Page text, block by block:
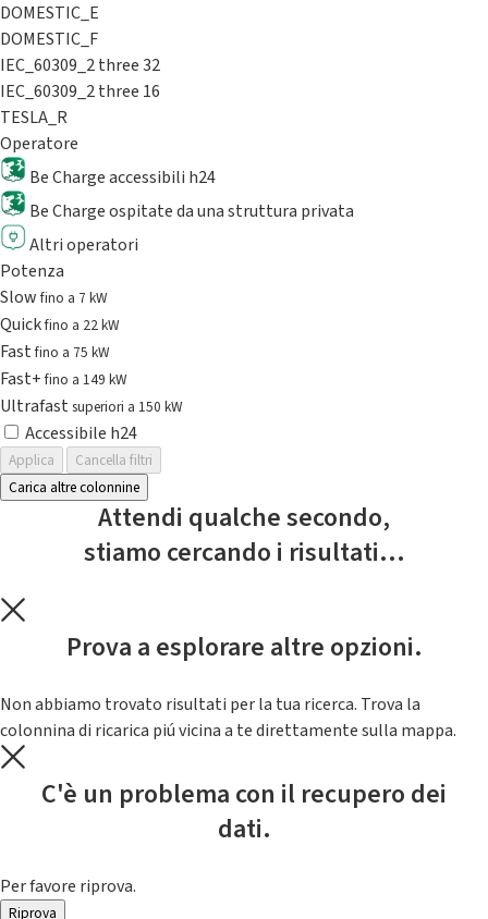
DOMESTIC_E
DOMESTIC_F
IEC_60309_2 three 32
IEC_60309_2 three 16
TESLA_R
Operatore
Be Charge accessibili h24
Be Charge ospitate da una struttura privata
Altri operatori
Potenza
Slowfino a 7 kW
Quickfino a 22 kW
Fastfino a 75 kW
Fast+fino a 149 kW
Ultrafast superiori a 150 kW
Accessibile h24
Applica
Cancella filtri
Carica altre colonnine
Attendi qualche secondo,
stiamo cercando i risultati...
Prova a esplorare altre opzioni.
Non abbiamo trovato risultati per la tua ricerca. Trova la
colonnina di ricarica piú vicina a te direttamente sulla mappa.
C'è un problema con il recupero dei
dati.
Per favore riprova.
Riprova